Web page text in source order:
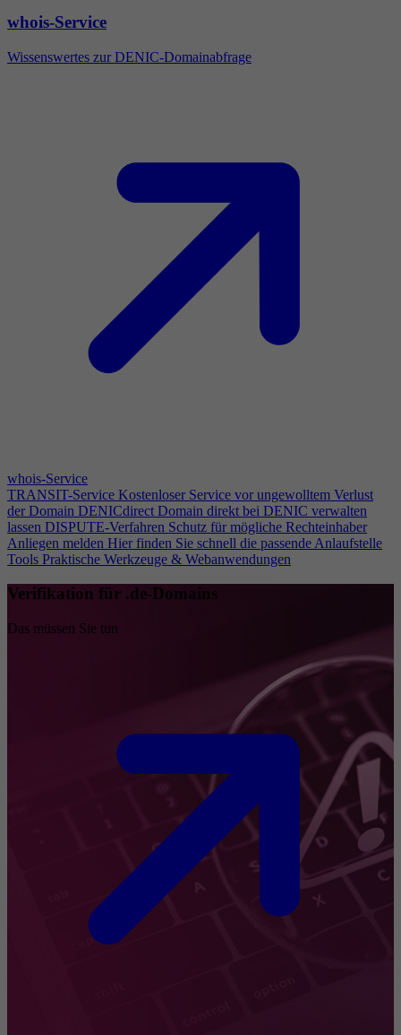
whois-Service
Wissenswertes zur DENIC-Domainabfrage
whois-Service
TRANSIT-Service Kostenloser Service vor ungewolltem Verlust
der Domain DENICdirect Domain direkt bei DENIC verwalten
lassen DISPUTE-Verfahren Schutz für mögliche Rechteinhaber
Anliegen melden Hier finden Sie schnell die passende Anlaufstelle
Tools Praktische Werkzeuge & Webanwendungen
Verifikation für .de-Domains
Das müssen Sie tun